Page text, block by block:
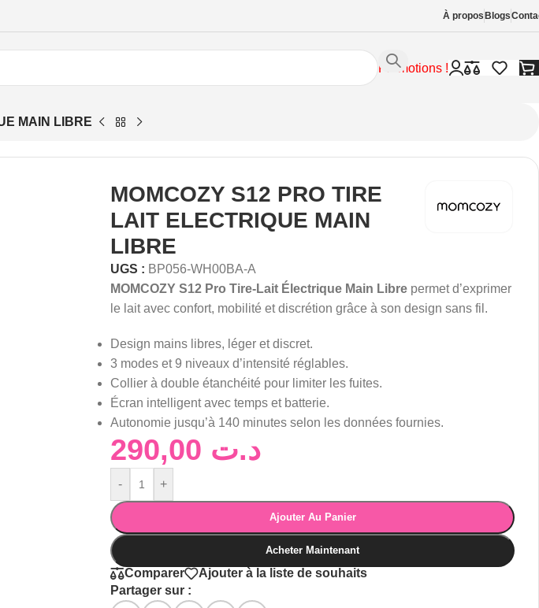
À propos Blogs
Promotions !
MAIN LIBRE
MOMCOZY S12 PRO TIRE
LAIT ELECTRIQUE MAIN
LIBRE
UGS : BP056-WH00BA-A
MOMCOZY S12 Pro Tire-Lait Électrique Main Libre permet d’exprimer
le lait avec confort, mobilité et discrétion grâce à son design sans fil.
Design mains libres, léger et discret.
3 modes et 9 niveaux d’intensité réglables.
Collier à double étanchéité pour limiter les fuites.
Écran intelligent avec temps et batterie.
Autonomie jusqu’à 140 minutes selon les données fournies.
د.ت
- +
Ajouter Au Panier
Acheter Maintenant
Comparer
Ajouter à la liste de souhaits
Partager sur :